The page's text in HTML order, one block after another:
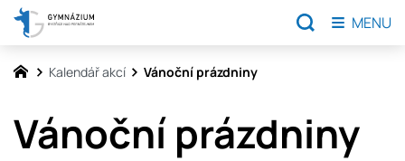
Kalendář akcí Vánoční prázdniny
Vánoční prázdniny
MENU